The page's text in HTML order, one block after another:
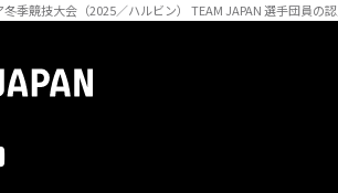
季競技大会（2025／ハルビン） TEAM JAPAN 選手団員の